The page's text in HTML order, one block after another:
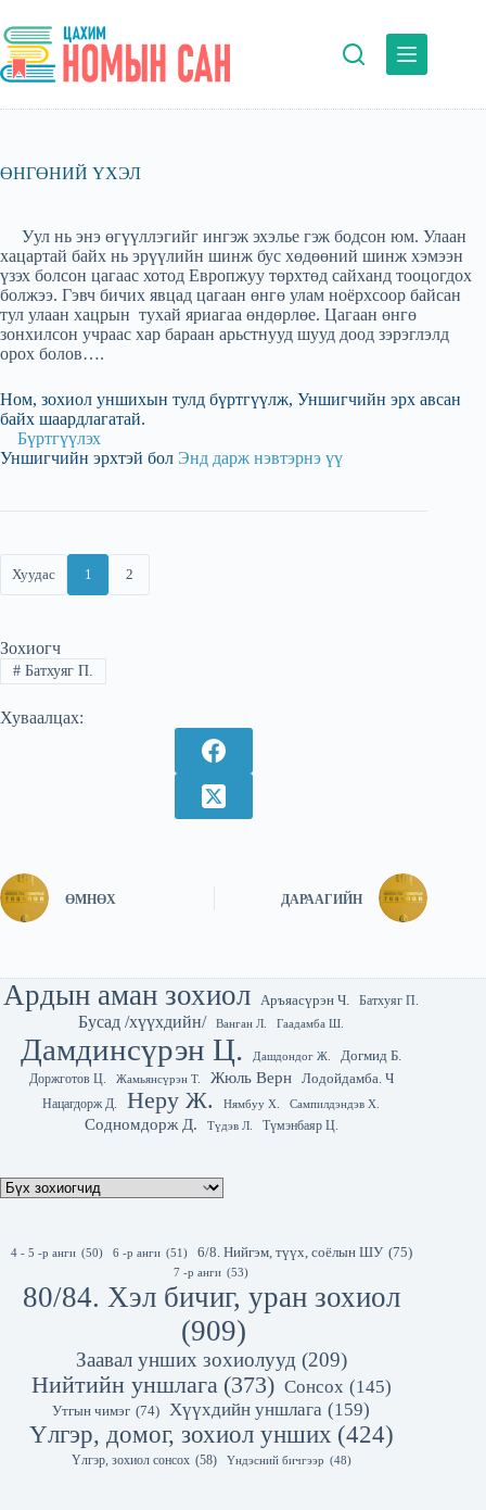
to
content
ӨНГӨНИЙ ҮХЭЛ
Уул нь энэ өгүүллэгийг ингэж эхэлье гэж бодсон юм. Улаан
хацартай байх нь эрүүлийн шинж бус хөдөөний шинж хэмээн
үзэх болсон цагаас хотод Европжуу төрхтөд сайханд тооцогдох
болжээ. Гэвч бичих явцад цагаан өнгө улам ноёрхсоор байсан
тул улаан хацрын тухай яриагаа өндөрлөе. Цагаан өнгө
зонхилсон учраас хар бараан арьстнууд шууд доод зэрэглэлд
орох болов….
Ном, зохиол уншихын тулд бүртгүүлж, Уншигчийн эрх авсан
байх шаардлагатай.
Бүртгүүлэх
Уншигчийн эрхтэй бол Энд дарж нэвтэрнэ үү
Хуудас 1 2
Зохиогч
#Батхуяг П.
Хуваалцах:
ӨМНӨХ ДАРААГИЙН
Ардын аман зохиол Аръяасүрэн Ч. Батхуяг П.
Бусад /хүүхдийн/ Ванган Л. Гаадамба Ш.
Дамдинсүрэн Ц. Дашдондог Ж.
Догмид Б.
Доржготов Ц.
Жамьянсүрэн Т. Жюль Верн Лодойдамба. Ч
Нацагдорж Д. Неру Ж. Нямбуу Х. Сампилдэндэв Х.
Содномдорж Д. Түдэв Л. Түмэнбаяр Ц.
4 - 5 -р анги (50) 6 -р анги (51) 6/8. Нийгэм, түүх, соёлын ШУ (75)
7 -р анги (53)
80/84. Хэл бичиг, уран зохиол
(909)
Заавал унших зохиолууд (209)
Нийтийн уншлага (373) Сонсох (145)
Утгын чимэг (74) Хүүхдийн уншлага (159)
Үлгэр, домог, зохиол унших (424)
Үлгэр, зохиол сонсох (58) Үндэсний бичгээр (48)